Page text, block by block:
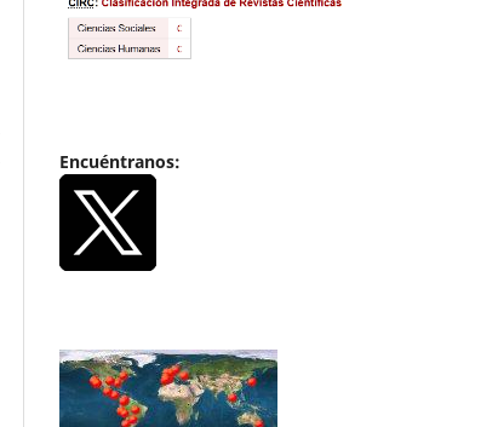
Encuéntranos: